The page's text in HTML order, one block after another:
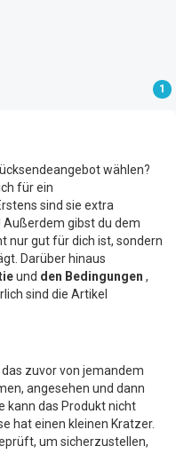
1
wählen?
für ein
sind sie extra
Außerdem gibst du dem
nur gut für dich ist, sondern
Darüber hinaus
und den Bedingungen ,
sind die Artikel
zuvor von jemandem
angesehen und dann
kann das Produkt nicht
hat einen kleinen Kratzer.
um sicherzustellen,